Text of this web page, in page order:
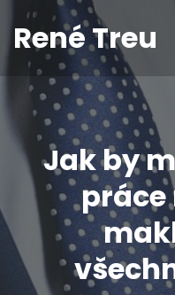
René Treu
Jak by